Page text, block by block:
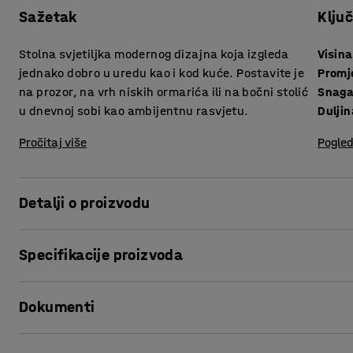
Sažetak
Stolna svjetiljka modernog dizajna koja izgleda
jednako dobro u uredu kao i kod kuće. Postavite je
na prozor, na vrh niskih ormarića ili na bočni stolić
u dnevnoj sobi kao ambijentnu rasvjetu.
Pročitaj više
Visina
Detalji o proizvodu
dnevni boravak i blagovaonice. Stolna svjetiljka
Svjetlost je usmjerena prema dolje, što čini svjetiljku
Specifikacije proizvoda
Promjer: 240
Dokumenti